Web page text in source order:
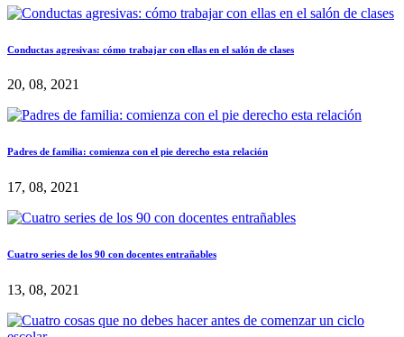
Conductas agresivas: cómo trabajar con ellas en el salón de clases
20, 08, 2021
Padres de familia: comienza con el pie derecho esta relación
17, 08, 2021
Cuatro series de los 90 con docentes entrañables
13, 08, 2021